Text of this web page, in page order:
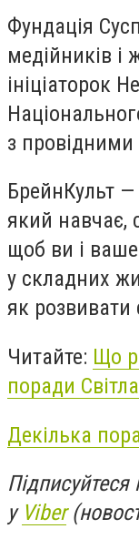
Фундація
медійників і
ініціаторок
з провідними
БрейнКульт —
який навчає,
щоб ви і ваше
у складних
як розвивати
Читайте: Що
поради
Декілька
у Viber